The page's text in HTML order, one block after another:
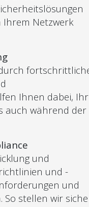
Ihrem Netzwerk
Ihnen dabei,
auch während der
und
und -
und
stellen wir